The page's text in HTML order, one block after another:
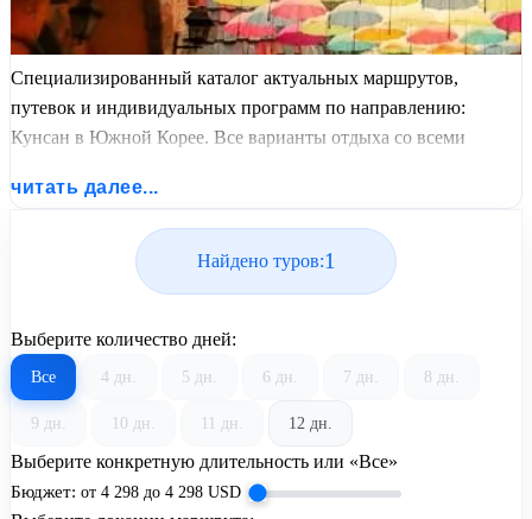
Специализированный каталог актуальных маршрутов,
путевок и индивидуальных программ по направлению:
Кунсан в Южной Корее. Все варианты отдыха со всеми
актуальным графиком заездов от United Travel Systems.
читать далее...
Найдено туров:1
Выберите количество дней:
Все 4 дн. 5 дн. 6 дн. 7 дн. 8 дн.
9 дн. 10 дн. 11 дн. 12 дн.
Выберите конкретную длительность или «Все»
Бюджет: от 4 298 до 4 298 USD